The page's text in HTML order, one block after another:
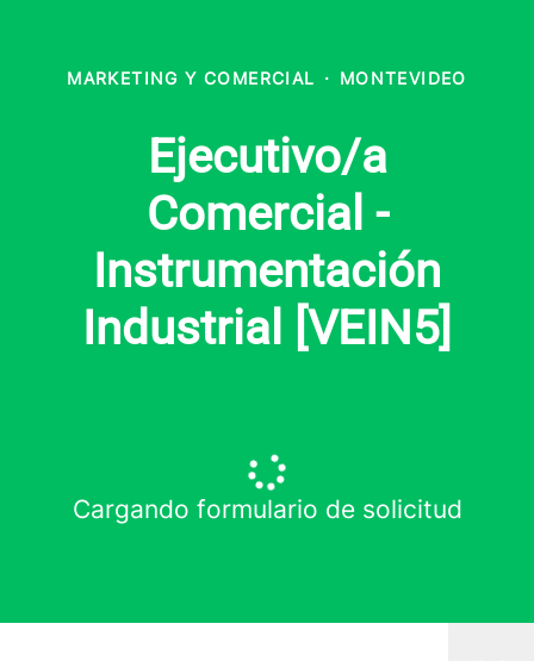
MARKETING Y COMERCIAL · MONTEVIDEO
Ejecutivo/a
Comercial -
Instrumentación
Industrial [VEIN5]
Cargando formulario de solicitud